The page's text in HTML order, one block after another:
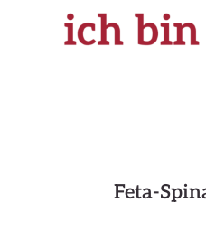
Feta-